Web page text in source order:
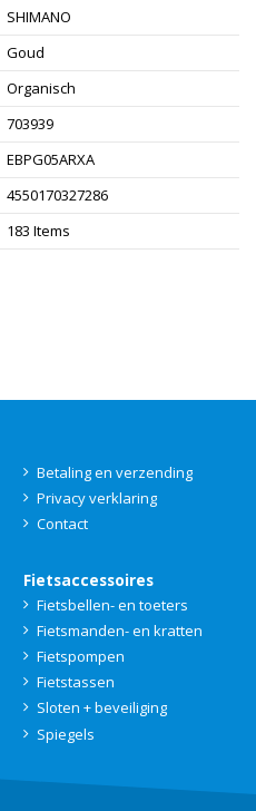
SHIMANO
Goud
Organisch
703939
EBPG05ARXA
4550170327286
183 Items
Betaling en verzending
Privacy verklaring
Contact
Fietsaccessoires
Fietsbellen- en toeters
Fietsmanden- en kratten
Fietspompen
Fietstassen
Sloten + beveiliging
Spiegels